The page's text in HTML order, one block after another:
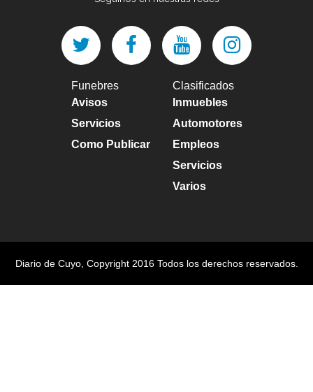
Funebres
Avisos
Servicios
Como Publicar
Clasificados
Inmuebles
Automotores
Empleos
Servicios
Varios
Diario de Cuyo, Copyright 2016 Todos los derechos reservados.